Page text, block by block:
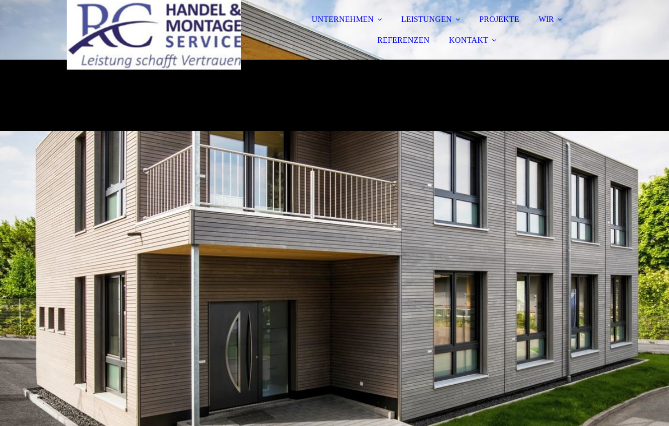
UNTERNEHMEN LEISTUNGEN PROJEKTE WIR
REFERENZEN KONTAKT